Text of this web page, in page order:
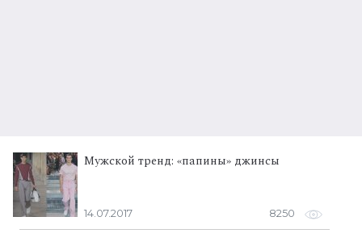
Мужской тренд: «папины» джинсы
14.07.2017 8250